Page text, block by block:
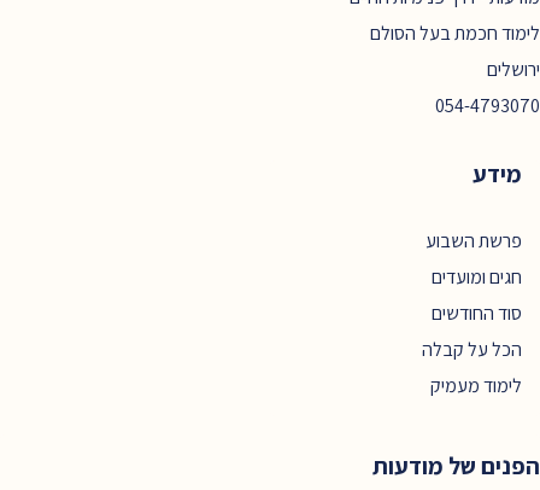
לימוד חכמת בעל הסולם
ירושלים
054-4793070
מידע
פרשת השבוע
חגים ומועדים
סוד החודשים
הכל על קבלה
לימוד מעמיק
הפנים של מודעות